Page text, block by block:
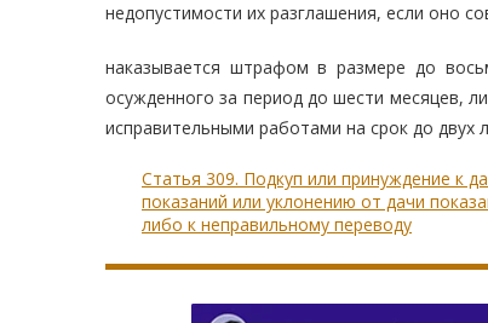
недопустимости их разглашения, если оно
наказывается штрафом в размере до
осужденного за период до шести месяцев,
исправительными работами на срок до двух
Статья 309. Подкуп или принуждение к
показаний или уклонению от дачи
либо к неправильному переводу